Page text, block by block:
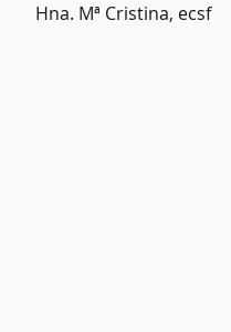
Hna. Mª Cristina, ecsf